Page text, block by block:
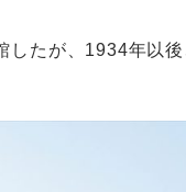
したが、1934年以